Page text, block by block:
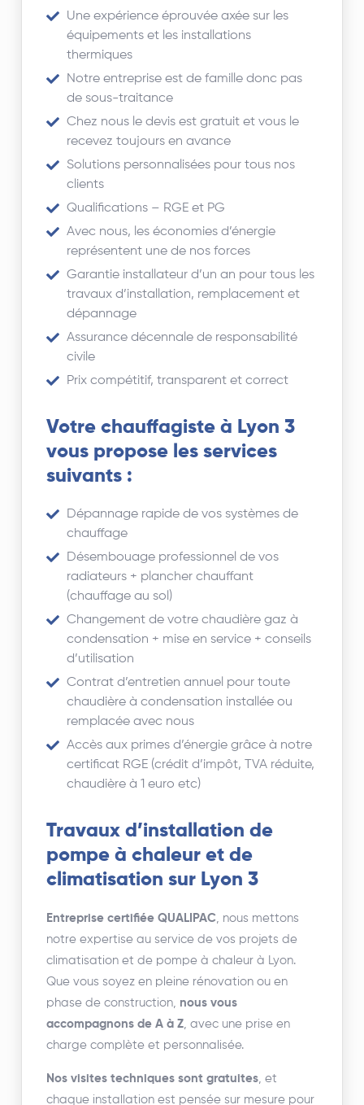
Une expérience éprouvée axée sur les
équipements et les installations
thermiques
Notre entreprise est de famille donc pas
de sous-traitance
Chez nous le devis est gratuit et vous le
recevez toujours en avance
Solutions personnalisées pour tous nos
clients
Qualifications – RGE et PG
Avec nous, les économies d’énergie
représentent une de nos forces
Garantie installateur d’un an pour tous les
travaux d’installation, remplacement et
dépannage
Assurance décennale de responsabilité
civile
Prix compétitif, transparent et correct
Votre chauffagiste à Lyon 3
vous propose les services
suivants :
Dépannage rapide de vos systèmes de
chauffage
Désembouage professionnel de vos
radiateurs + plancher chauffant
(chauffage au sol)
Changement de votre chaudière gaz à
condensation + mise en service + conseils
d’utilisation
Contrat d’entretien annuel pour toute
chaudière à condensation installée ou
remplacée avec nous
Accès aux primes d’énergie grâce à notre
certificat RGE (crédit d’impôt, TVA réduite,
chaudière à 1 euro etc)
Travaux d’installation de
pompe à chaleur et de
climatisation sur Lyon 3
Entreprise certifiée QUALIPAC , nous mettons
notre expertise au service de vos projets de
climatisation et de pompe à chaleur à Lyon.
Que vous soyez en pleine rénovation ou en
phase de construction, nous vous
accompagnons de A à Z , avec une prise en
charge complète et personnalisée.
Nos visites techniques sont gratuites , et
chaque installation est pensée sur mesure pour